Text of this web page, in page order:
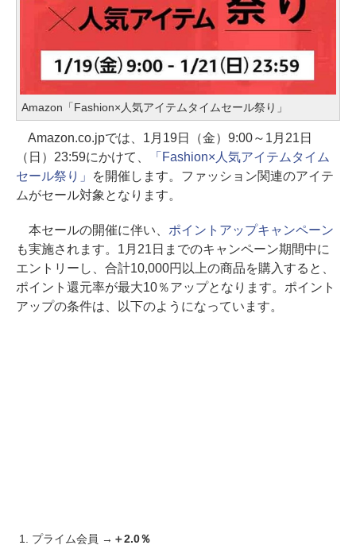
Amazon「Fashion×人気アイテムタイムセール祭り」
Amazon.co.jpでは、1月19日（金）9:00～1月21日
（日）23:59にかけて、
「Fashion×人気アイテムタイム
セール祭り」
を開催します。ファッション関連のアイテ
ムがセール対象となります。
本セールの開催に伴い、 ポイントアップキャンペーン
も実施されます。1月21日までのキャンペーン期間中に
エントリーし、合計10,000円以上の商品を購入すると、
ポイント還元率が最大10％アップとなります。ポイント
アップの条件は、以下のようになっています。
プライム会員 → ＋2.0％